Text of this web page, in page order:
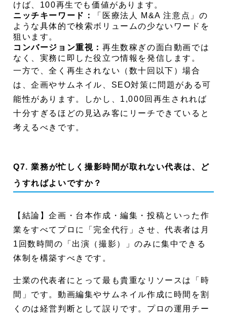
けば、100再生でも価値があります。
ニッチキーワード：
「医療法人 M&A 注意点」の
ような具体的で検索ボリュームの少ないワードを
狙います。
コンバージョン重視： 再生数稼ぎの面白動画では
なく、実務に即した役立つ情報を発信します。
一方で、全く再生されない（数十回以下）場合
は、企画やサムネイル、SEO対策に問題がある可
能性があります。しかし、1,000回再生されれば
十分すぎるほどの見込み客にリーチできていると
考えるべきです。
Q7. 業務が忙しく撮影時間が取れない代表は、ど
うすればよいですか？
【結論】企画・台本作成・編集・投稿といった作
業をすべてプロに「完全代行」させ、代表者は月
1回数時間の「出演（撮影）」のみに集中できる
体制を構築すべきです。
士業の代表者にとって最も貴重なリソースは「時
間」です。動画編集やサムネイル作成に時間を割
くのは経営判断として誤りです。プロの運用チー